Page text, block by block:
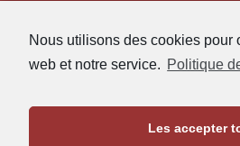
Nous utilisons des cookies pour
web et notre service. Politique
Les accepter
Politique de cookies (UE)